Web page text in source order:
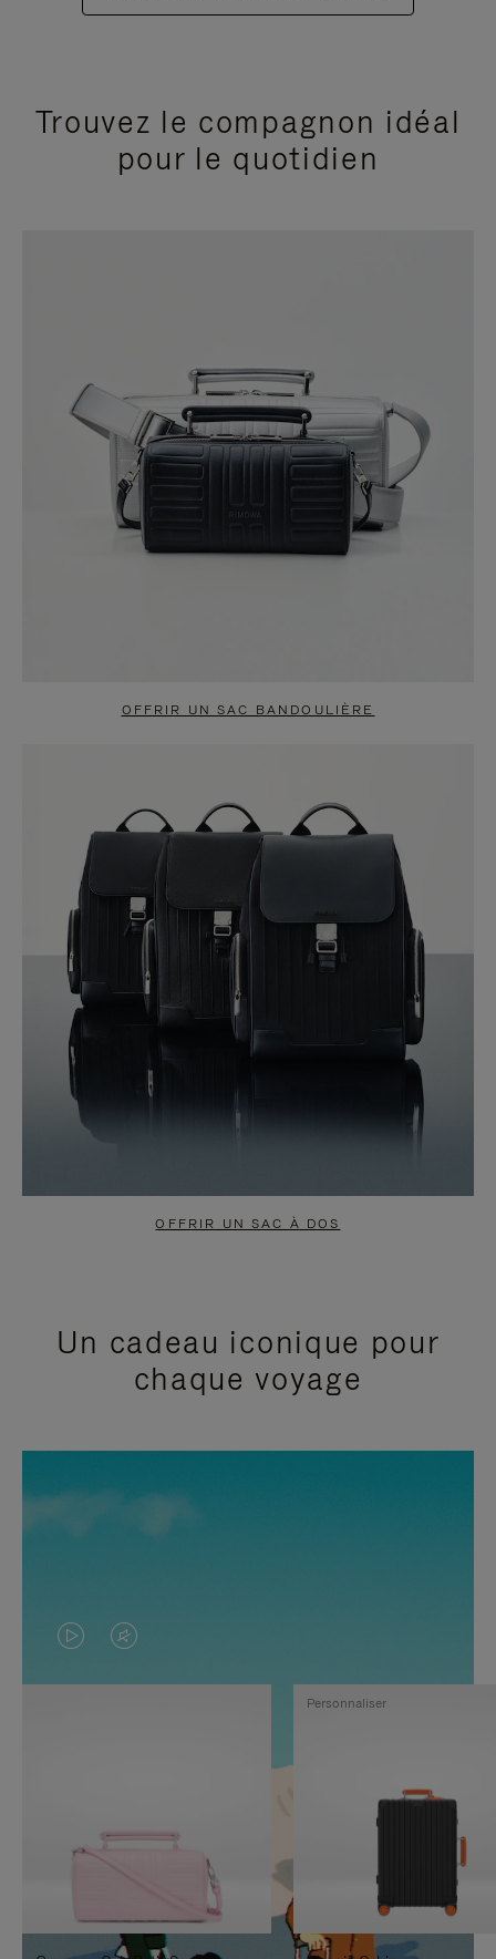
Trouvez le compagnon idéal
pour le quotidien
OFFRIR UN SAC BANDOULIÈRE
OFFRIR UN SAC À DOS
Un cadeau iconique pour
chaque voyage
LA
VIDÉO
PAUSE,
APPUYEZ
SUR
LE
SON
DÉSACTIVÉ.
VEUILLEZ
Personnaliser